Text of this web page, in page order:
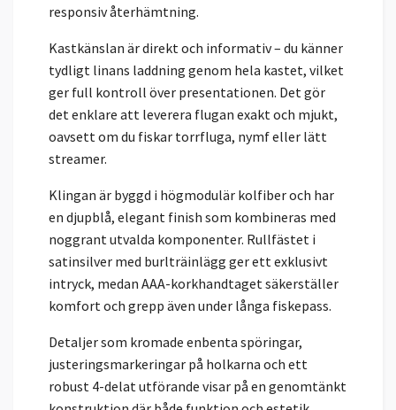
responsiv återhämtning.
Kastkänslan är direkt och informativ – du känner
tydligt linans laddning genom hela kastet, vilket
ger full kontroll över presentationen. Det gör
det enklare att leverera flugan exakt och mjukt,
oavsett om du fiskar torrfluga, nymf eller lätt
streamer.
Klingan är byggd i högmodulär kolfiber och har
en djupblå, elegant finish som kombineras med
noggrant utvalda komponenter. Rullfästet i
satinsilver med burlträinlägg ger ett exklusivt
intryck, medan AAA-korkhandtaget säkerställer
komfort och grepp även under långa fiskepass.
Detaljer som kromade enbenta spöringar,
justeringsmarkeringar på holkarna och ett
robust 4-delat utförande visar på en genomtänkt